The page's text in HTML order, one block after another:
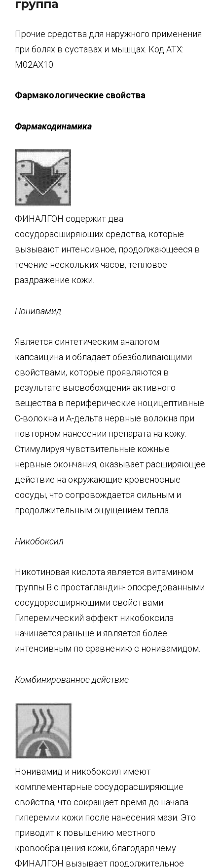
группа
Прочие средства для наружного применения
при болях в суставах и мышцах. Код АТХ:
М02АХ10.
Фармакологические свойства
Фармакодинамика
ФИНАЛГОН содержит два
сосудорасширяющих средства, которые
вызывают интенсивное, продолжающееся в
течение нескольких часов, тепловое
раздражение кожи.
Нонивамид
Является синтетическим аналогом
капсаицина и обладает обезболивающими
свойствами, которые проявляются в
результате высвобождения активного
вещества в периферические ноцицептивные
С-волокна и А-дельта нервные волокна при
повторном нанесении препарата на кожу.
Стимулируя чувствительные кожные
нервные окончания, оказывает расширяющее
действие на окружающие кровеносные
сосуды, что сопровождается сильным и
продолжительным ощущением тепла.
Никобоксил
Никотиновая кислота является витамином
группы В с простагландин- опосредованными
сосудорасширяющими свойствами.
Гиперемический эффект никобоксила
начинается раньше и является более
интенсивным по сравнению с нонивамидом.
Комбинированное действие
Нонивамид и никобоксил имеют
комплементарные сосудорасширяющие
свойства, что сокращает время до начала
гиперемии кожи после нанесения мази. Это
приводит к повышению местного
кровообращения кожи, благодаря чему
ФИНАЛГОН вызывает продолжительное